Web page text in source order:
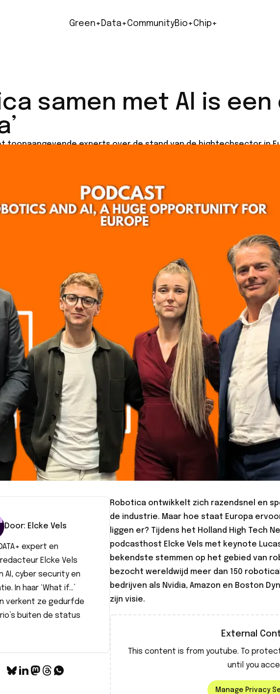
Green+ Data+CommunityBio+Chip+
samen met AI is
toonaangevende experts over de stand van de hightechsector in
Door: Elcke Vels
expert en
Elcke Vels
AI, cyber security en
In haar ‘What if…’
verkent ze gedurfde
buiten de status
Robotica ontwikkelt zich razendsnel en
de industrie. Maar hoe staat Europa
liggen er? Tijdens het Holland High Tech
podcasthost Elcke Vels met keynote
bekendste stemmen op het gebied van
bezocht wereldwijd meer dan 150
bedrijven als Nvidia, Amazon en Boston
zijn visie.
External
This content is from youtube. To
until you
Manage Privacy